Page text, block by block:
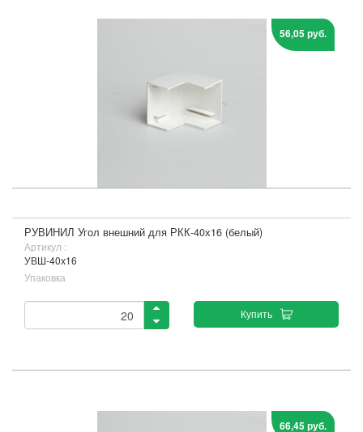
56,05 руб.
РУВИНИЛ Угол внешний для РКК-40х16 (белый)
Артикул :
УВШ-40х16
Упаковка
Купить
66,45 руб.